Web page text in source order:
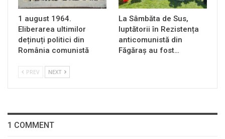
1 august 1964.
Eliberarea ultimilor
deținuți politici din
România comunistă
La Sâmbăta de Sus,
luptătorii în Rezistența
anticomunistă din
Făgăraș au fost…
PREV NEXT
1 COMMENT